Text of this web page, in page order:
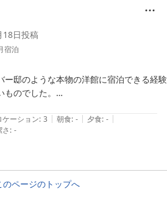
18日投稿
宿泊
ー邸のような本物の洋館に宿泊できる経験
のでした。
れていますが、車があれば問題ないです
た。
ごすことができました。ただバリアフリ
な方にはオススメできません。逆に女子旅
ケーション: 3 | 朝食: - | 夕食: - |
: -
のページのトップへ